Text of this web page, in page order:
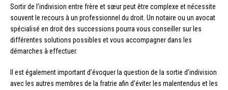
Sortir de l’indivision entre frère et sœur peut être complexe et nécessite
souvent le recours à un professionnel du droit. Un notaire ou un avocat
spécialisé en droit des successions pourra vous conseiller sur les
différentes solutions possibles et vous accompagner dans les
démarches à effectuer.
Il est également important d’évoquer la question de la sortie d’indivision
avec les autres membres de la fratrie afin d’éviter les malentendus et les